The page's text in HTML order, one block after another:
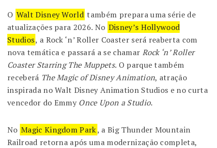
O Walt Disney World também prepara uma série de
atualizações para 2026. No Disney’s Hollywood
Studios, a Rock ‘n’ Roller Coaster será reaberta com
nova temática e passará a se chamar Rock ‘n’ Roller
Coaster Starring The Muppets. O parque também
receberá The Magic of Disney Animation, atração
inspirada no Walt Disney Animation Studios e no curta
vencedor do Emmy Once Upon a Studio.
No Magic Kingdom Park, a Big Thunder Mountain
Railroad retorna após uma modernização completa,